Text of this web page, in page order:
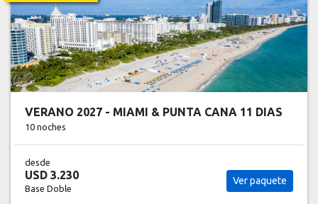
VERANO 2027 - MIAMI & PUNTA CANA 11 DIAS
10 noches
desde
USD 3.230
Base Doble
Ver paquete